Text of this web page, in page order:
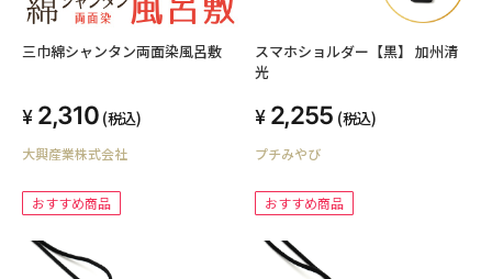
三巾綿シャンタン両面染風呂敷
2,310 (税込)
大興産業株式会社
おすすめ商品
スマホショルダー【黒】 加州清
光
2,255 (税込)
プチみやび
おすすめ商品